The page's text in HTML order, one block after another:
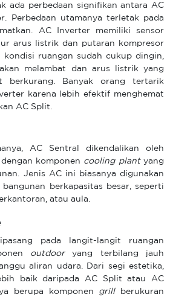
ada perbedaan signifikan antara AC
Perbedaan utamanya terletak pada
AC Inverter memiliki sensor
arus listrik dan putaran kompresor
kondisi ruangan sudah cukup dingin,
melambat dan arus listrik yang
berkurang. Banyak orang tertarik
karena lebih efektif menghemat
AC Split.
AC Sentral dikendalikan oleh
komponen cooling plantyang
Jenis AC ini biasanya digunakan
berkapasitas besar, seperti
atau aula.
pada langit-langit ruangan
outdooryang terbilang jauh
aliran udara. Dari segi estetika,
baik daripada AC Split atau AC
berupa komponen grillberukuran